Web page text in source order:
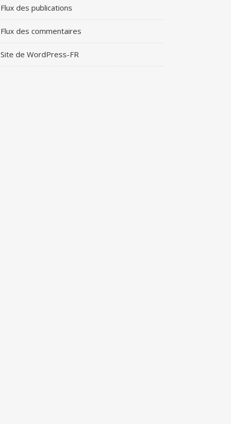
Flux des publications
Flux des commentaires
Site de WordPress-FR